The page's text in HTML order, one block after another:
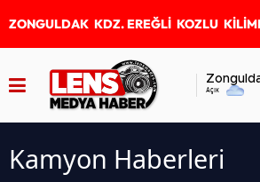
ZONGULDAK KDZ. EREĞLİ KOZLU
Açık
Kamyon Haberleri